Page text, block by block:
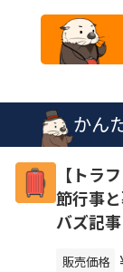
かん
【トラ
節行事
バズ記事
販売価格